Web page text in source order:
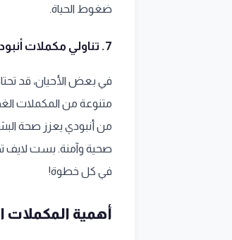
ضغوط الحياة.
7. تناولي مكملات أنبودي لتعزيز صحتكِ بشكل طبيعي
في بعض الأحيان، قد
متنوعة من المكملات
من أنبودي يعزز صحة
صحية وآمنة. بست لايف
في كل خطوة!
أهمية المكملات